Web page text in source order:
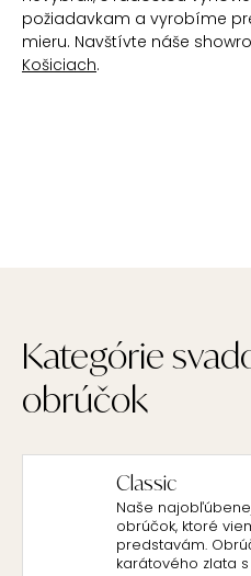
požiadavkam a vyrobíme
mieru. Navštívte náše
Košiciach.
Kategórie
obrúčok
Classic
Naše
obrúčok, ktoré
predstavám.
karátového zlata